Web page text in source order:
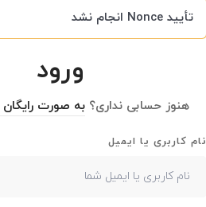
تأیید Nonce انجام نشد
ورود
هنوز حسابی نداری؟ به صورت
نام کاربری یا ایمیل